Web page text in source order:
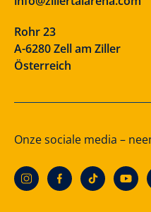
Rohr 23
A-6280 Zell am Ziller
Österreich
Onze sociale media –